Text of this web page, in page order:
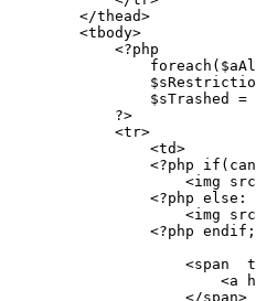
        </thead>
        <tbody>
            <?php
$sTrashed =
            ?>
            <tr>
                <td>
<?php
<img
<?php else:
<img
<?php
<span
<a
                    </span>